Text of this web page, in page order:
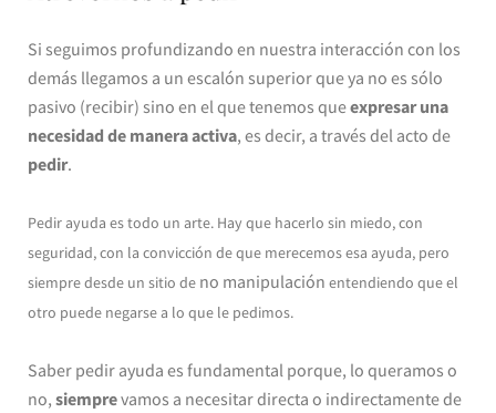
Si seguimos profundizando en nuestra interacción con los
demás llegamos a un escalón superior que ya no es sólo
pasivo (recibir) sino en el que tenemos queexpresar una
necesidad de manera activa, es decir, a través del acto de
pedir.
Pedir ayuda es todo un arte. Hay que hacerlo sin miedo, con
seguridad, con la convicción de que merecemos esa ayuda, pero
siempre desde un sitio de no manipulación entendiendo que el
otro puede negarse a lo que le pedimos.
Saber pedir ayuda es fundamental porque, lo queramos o
no, siemprevamos a necesitar directa o indirectamente de